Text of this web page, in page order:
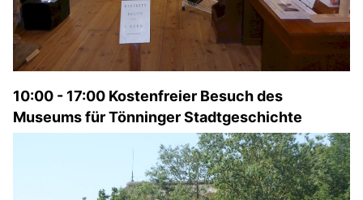
10:00 - 17:00 Kostenfreier Besuch des
Museums für Tönninger Stadtgeschichte